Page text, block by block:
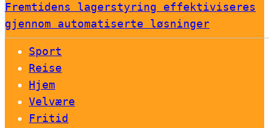
Fremtidens lagerstyring effektiviseres
gjennom automatiserte løsninger
Sport
Reise
Hjem
Velvære
Fritid